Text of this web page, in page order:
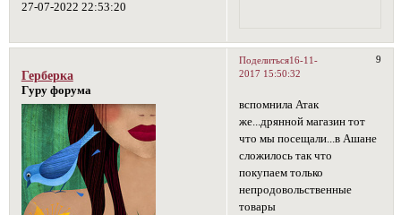
27-07-2022 22:53:20
Поделиться 9
16-11-
2017 15:50:32
Герберка
Гуру форума
вспомнила Атак
же...дрянной магазин тот
что мы посещали...в Ашане
сложилось так что
покупаем только
непродовольственные
товары